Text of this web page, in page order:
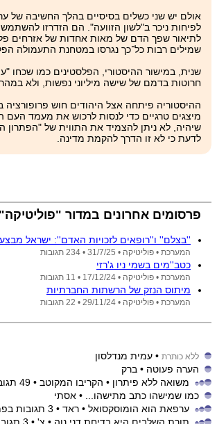
אולם יש שני כשלים בסיסיים בהלך החשיבה של
לפיחות ניכר ב"לשון הזוועה". הם הזדרזו
לתיאור שפך הדם של מאות אחדות של אזרחים
שמילים רבות כל־כך נגרסו במטחנת התעמולה
שנית, במישור ההיסטורי, הפלסטינים כמו שכחו
חרוטות בדמם של שישה מיליוני נפשות, ולא
ההיסטוריה פיתחה אצל היהודים חוש פרופורציה
מיצגים טרגיים כדי לנסות לרכוש את מעמד העם
שיהיה, לא ניתן להצמיד את התווית של "הפתרון
לדעת כי לא זו הדרך להקמת מדינה.
פרסומים אחרונים במדור "פוליטיקה"
''בצלם'' ו''רופאים לזכויות האדם'': ישראל
המערכת • פוליטיקה • 31/7/25 • 234 תגובות
כטב''מים בשמי ניו ג'רזי
המערכת • פוליטיקה • 17/12/24 • 11 תגובות
מיתוס הנזק של הרשתות החברתיות
המערכת • פוליטיקה • 29/11/24 • 22 תגובות
ללא כותרת • עמית מנדלסון
הערה פעוטה • ברק
משואה ללא פיתרון • הקריבו המקוטב • 49 תגובות בפתיל
כמו שמישהו כתב מתישהו...
• אסתי
ערפאת הוא הומוסקסואל • ראד • 3 תגובות בפתיל